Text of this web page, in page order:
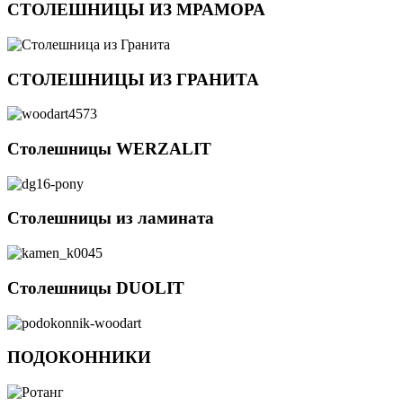
СТОЛЕШНИЦЫ ИЗ МРАМОРА
СТОЛЕШНИЦЫ ИЗ ГРАНИТА
Столешницы WERZALIT
Столешницы из ламината
Столешницы DUOLIT
ПОДОКОННИКИ